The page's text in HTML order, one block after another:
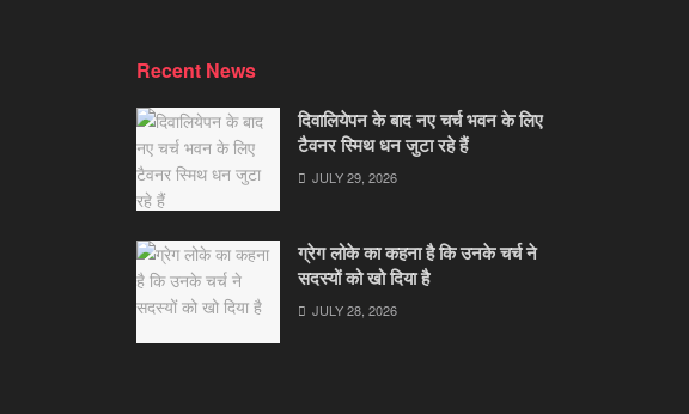
Recent News
दिवालियेपन के बाद नए चर्च भवन के लिए
टैवनर स्मिथ धन जुटा रहे हैं
JULY 29, 2026
ग्रेग लोके का कहना है कि उनके चर्च ने
सदस्यों को खो दिया है
JULY 28, 2026